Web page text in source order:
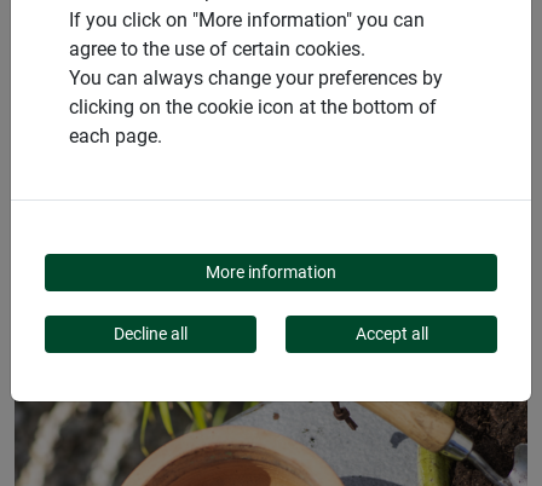
PRODUITS
TUTEUR SPÉCIAL
PLANTES EN POT
If you click on "More information" you can
agree to the use of certain cookies.
You can always change your preferences by
clicking on the cookie icon at the bottom of
each page.
More information
Decline all Accept all